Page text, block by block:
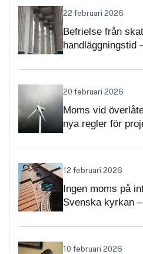
22 februari 2026
Befrielse från
handläggningstid
20 februari 2026
Moms vid
nya regler för
12 februari 2026
Ingen moms på
Svenska kyrkan
10 februari 2026